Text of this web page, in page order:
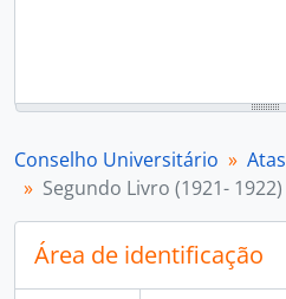
Conselho Universitário
Atas
Segundo Livro (1921- 1922)
Área de identificação